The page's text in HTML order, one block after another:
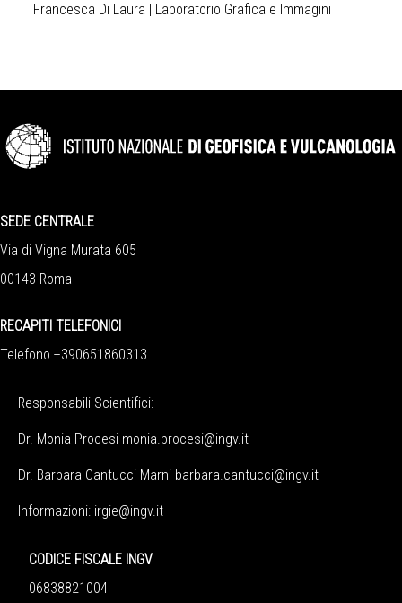
Francesca Di Laura | Laboratorio Grafica e Immagini
SEDE CENTRALE
Via di Vigna Murata 605
00143 Roma
RECAPITI TELEFONICI
Telefono +390651860313
Responsabili Scientifici:
Dr. Monia Procesi monia.procesi@ingv.it
Dr. Barbara Cantucci Marni barbara.cantucci@ingv.it
Informazioni: irgie@ingv.it
CODICE FISCALE INGV
06838821004